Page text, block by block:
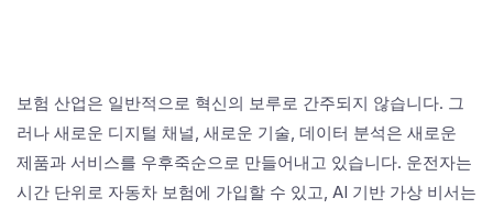
보험 산업은 일반적으로 혁신의 보루로 간주되지 않습니다. 그
러나 새로운 디지털 채널, 새로운 기술, 데이터 분석은 새로운
제품과 서비스를 우후죽순으로 만들어내고 있습니다. 운전자는
시간 단위로 자동차 보험에 가입할 수 있고, AI 기반 가상 비서는